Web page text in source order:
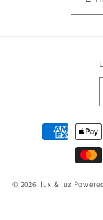
Betaalmethoden
© 2026, lux & luz